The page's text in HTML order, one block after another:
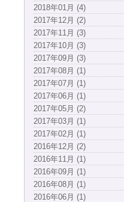
2018年01月 (4)
2017年12月 (2)
2017年11月 (3)
2017年10月 (3)
2017年09月 (3)
2017年08月 (1)
2017年07月 (1)
2017年06月 (1)
2017年05月 (2)
2017年03月 (1)
2017年02月 (1)
2016年12月 (2)
2016年11月 (1)
2016年09月 (1)
2016年08月 (1)
2016年06月 (1)